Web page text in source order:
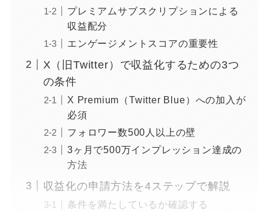
プレミアムサブスクリプションによる
収益配分
エンゲージメントスコアの重要性
X（旧Twitter）で収益化するための3つ
の条件
X Premium（Twitter Blue）への加入が
必須
フォロワー数500人以上の壁
3ヶ月で500万インプレッション達成の
方法
収益化の申請方法を4ステップで解説
条件を満たしているか確認する